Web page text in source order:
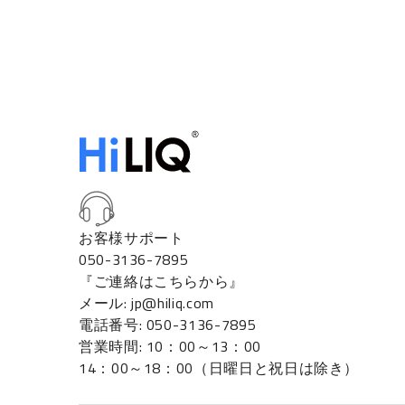
お客様サポート
050-3136-7895
『ご連絡はこちらから』
メール: jp@hiliq.com
電話番号: 050-3136-7895
営業時間: 10：00～13：00
14：00～18：00（日曜日と祝日は除き）